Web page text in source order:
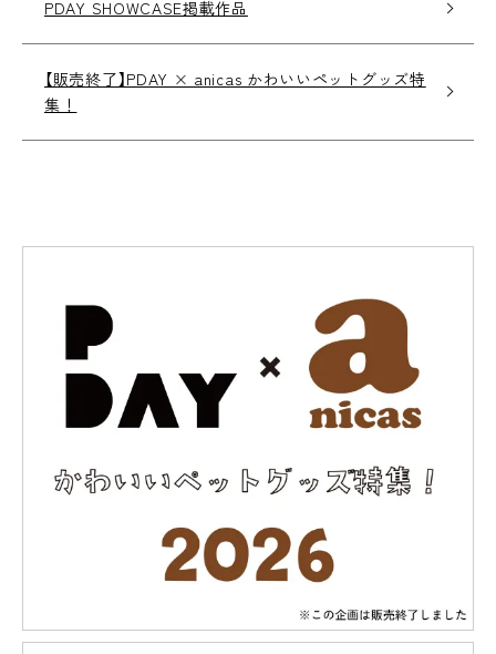
PDAY SHOWCASE掲載作品
【販売終了】PDAY × anicas かわいいペットグッズ特
集！